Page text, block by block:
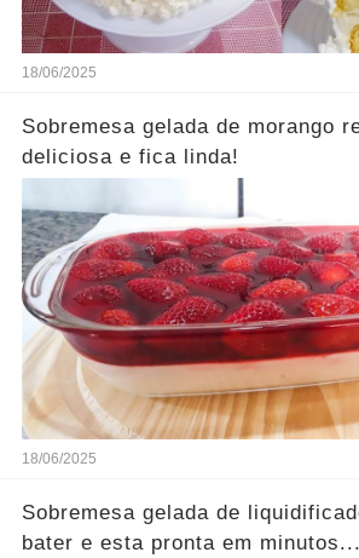
18/06/2025
Sobremesa gelada de morango
deliciosa e fica linda!
18/06/2025
Sobremesa gelada de
bater e esta pronta em